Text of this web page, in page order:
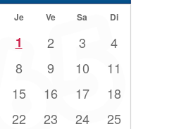
Je Ve Sa Di
1 2 3 4
8 9 10 11
15 16 17 18
22 23 24 25